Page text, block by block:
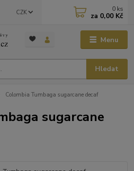
Menu
CZK
Hledat
0 ks
za 0,00 Kč
Colombia Tumbaga sugarcane decaf
sugarcane